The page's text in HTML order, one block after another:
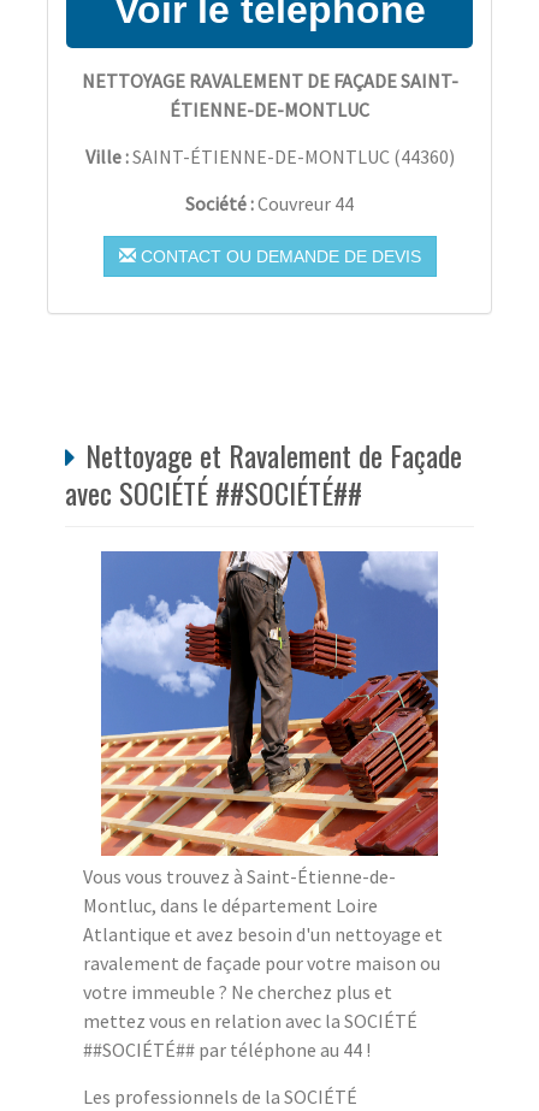
NETTOYAGE RAVALEMENT DE FAÇADE SAINT-
ÉTIENNE-DE-MONTLUC
Ville :SAINT-ÉTIENNE-DE-MONTLUC(44360)
Société :Couvreur 44
CONTACT OU DEMANDE DE DEVIS
Nettoyage et Ravalement de Façade
avec SOCIÉTÉ ##SOCIÉTÉ##
Vous vous trouvez à Saint-Étienne-de-
Montluc, dans le département Loire
Atlantique et avez besoin d'un nettoyage et
ravalement de façade pour votre maison ou
votre immeuble ? Ne cherchez plus et
mettez vous en relation avec la SOCIÉTÉ
##SOCIÉTÉ## par téléphone au 44 !
Les professionnels de la SOCIÉTÉ